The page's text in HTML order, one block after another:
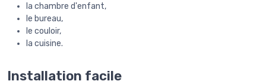
la chambre d'enfant,
le bureau,
le couloir,
la cuisine.
Installation facile